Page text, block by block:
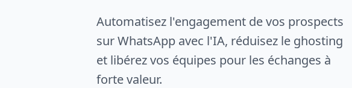
Automatisez l'engagement de vos prospects
sur WhatsApp avec l'IA, réduisez le ghosting
et libérez vos équipes pour les échanges à
forte valeur.